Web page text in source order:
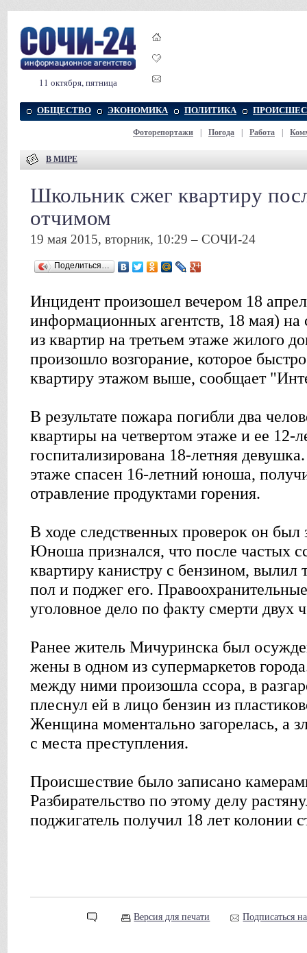
11 октября, пятница
ОБЩЕСТВО ЭКОНОМИКА ПОЛИТИКА
Фоторепортажи Погода Работа
В МИРЕ
Школьник сжег квартиру
отчимом
19 мая 2015, вторник, 10:29 – СОЧИ-24
Поделиться…
Инцидент произошел вечером 18
информационных агентств, 18 мая)
из квартир на третьем этаже жилого
произошло возгорание, которое
квартиру этажом выше, сообщает
В результате пожара погибли два
квартиры на четвертом этаже и ее 12-
госпитализирована 18-летняя
этаже спасен 16-летний юноша,
отравление продуктами горения.
В ходе следственных проверок он был
Юноша признался, что после частых
квартиру канистру с бензином, вылил
пол и поджег его.
уголовное дело по факту смерти двух
Ранее житель Мичуринска был
жены в одном из супермаркетов
между ними произошла ссора, в
плеснул ей в лицо бензин из
Женщина моментально загорелась, а
с места преступления.
Происшествие было записано
Разбирательство по этому делу
поджигатель получил 18 лет колонии
Версия для печати Подписаться